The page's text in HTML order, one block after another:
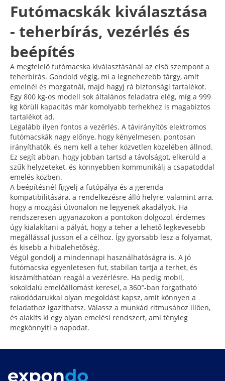
Futómacskák kiválasztása
- teherbírás, vezérlés és
beépítés
A megfelelő futómacska kiválasztásánál az első szempont a
teherbírás. Gondold végig, mi a legnehezebb tárgy, amit
emelnél és mozgatnál, majd hagyj rá biztonsági tartalékot.
Egy 800 kg-os modell sok általános feladatra elég, míg a 999
kg körüli kapacitás már komolyabb terhekhez is magabiztos
tartalékot ad.
Legalább ilyen fontos a vezérlés. A távirányítós elektromos
futómacskák nagy előnye, hogy kényelmesen, pontosan
irányíthatók, és nem kell a teher közvetlen közelében állnod.
Ez segít abban, hogy jobban tartsd a távolságot, elkerüld a
szűk helyzeteket, és könnyebben kommunikálj a csapatoddal
emelés közben.
A beépítésnél figyelj a futópálya és a gerenda
kompatibilitására, a rendelkezésre álló helyre, valamint arra,
hogy a mozgási útvonalon ne legyenek akadályok. Ha
rendszeresen ugyanazokon a pontokon dolgozol, érdemes
úgy kialakítani a pályát, hogy a teher a lehető legkevesebb
megállással jusson el a célhoz. Így gyorsabb lesz a folyamat,
és kisebb a hibalehetőség.
Végül gondolj a mindennapi használhatóságra is. A jó
futómacska egyenletesen fut, stabilan tartja a terhet, és
kiszámíthatóan reagál a vezérlésre. Ha pedig mobil,
sokoldalú emelőállomást keresel, a 360°-ban forgatható
rakodódarukkal olyan megoldást kapsz, amit könnyen a
feladathoz igazíthatsz. Válassz a munkád ritmusához illően,
és alakíts ki egy olyan emelési rendszert, ami tényleg
megkönnyíti a napodat.